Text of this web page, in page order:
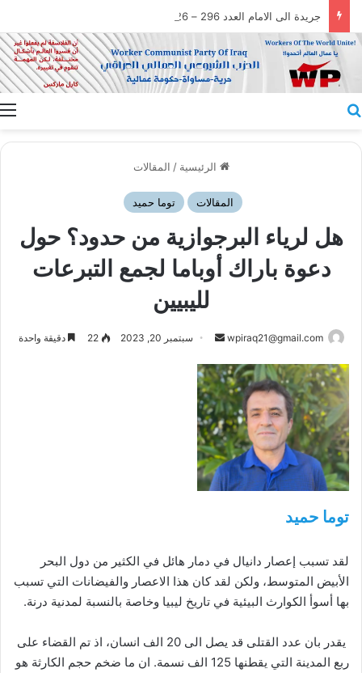
جريدة الى الامام العدد 296 – 28/07/2026
الرئيسية / المقالات
المقالات توما حميد
هل لرياء البرجوازية من حدود؟ حول
دعوة باراك أوباما لجمع التبرعات
لليبيين
wpiraq21@gmail.com
أرسل
إلكترونيا
سبتمبر 20, 2023 22 دقيقة واحدة
توما حميد
لقد تسبب إعصار دانيال في دمار هائل في الكثير من دول البحر
الأبيض المتوسط، ولكن لقد كان هذا الاعصار والفيضانات التي تسبب
بها أسوأ الكوارث البيئية في تاريخ ليبيا وخاصة بالنسبة لمدنية درنة.
يقدر بان عدد القتلى قد يصل الى 20 الف انسان، اذ تم القضاء على
ربع المدينة التي يقطنها 125 الف نسمة. ان ما ضخم حجم الكارثة هو